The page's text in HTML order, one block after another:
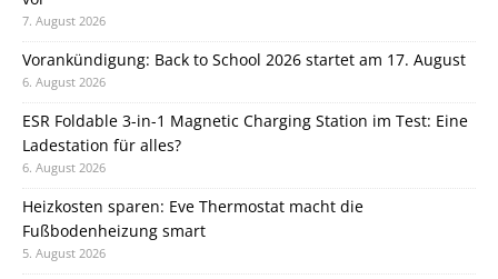
7. August 2026
Vorankündigung: Back to School 2026 startet am 17. August
6. August 2026
ESR Foldable 3-in-1 Magnetic Charging Station im Test: Eine
Ladestation für alles?
6. August 2026
Heizkosten sparen: Eve Thermostat macht die
Fußbodenheizung smart
5. August 2026